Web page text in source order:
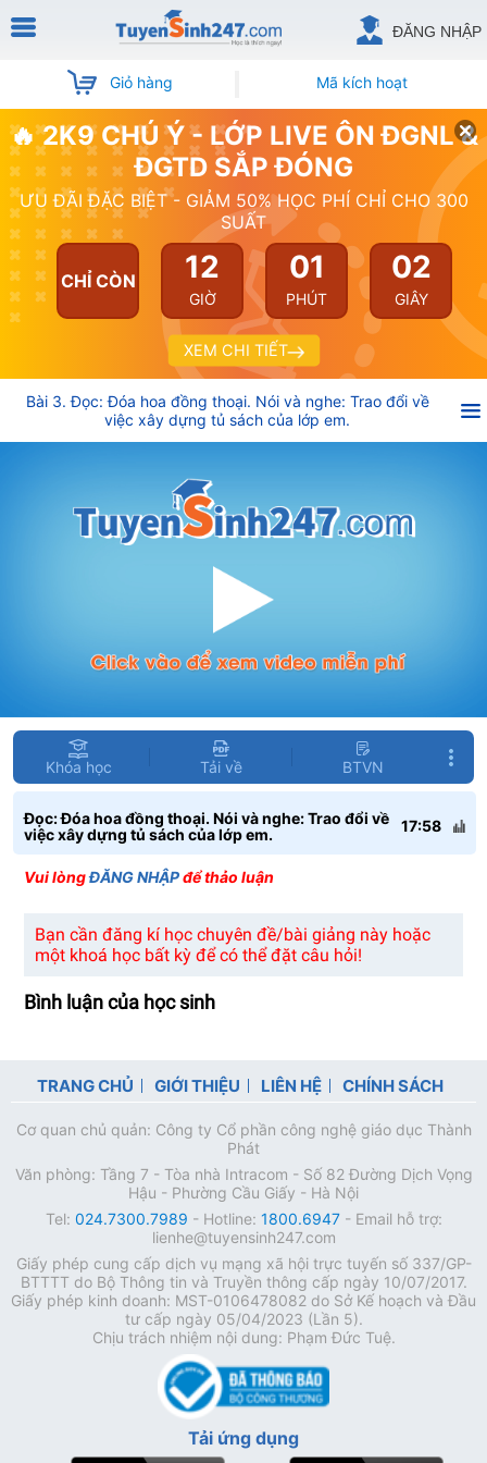
ĐĂNG NHẬP
Giỏ hàng Mã kích hoạt
🔥 2K9 CHÚ Ý - LỚP LIVE ÔN ĐGNL &
ĐGTD SẮP ĐÓNG
ƯU ĐÃI ĐẶC BIỆT - GIẢM 50% HỌC PHÍ CHỈ CHO 300
SUẤT
CHỈ CÒN 12
GIỜ
01
PHÚT
02
GIÂY
XEM CHI TIẾT
Bài 3. Đọc: Đóa hoa đồng thoại. Nói và nghe: Trao đổi về
việc xây dựng tủ sách của lớp em.
Khóa học Tải về BTVN
Đọc: Đóa hoa đồng thoại. Nói và nghe: Trao đổi về
việc xây dựng tủ sách của lớp em.
17:58
Vui lòngĐĂNG NHẬPđể thảo luận
Bạn cần đăng kí học chuyên đề/bài giảng này hoặc
một khoá học bất kỳ để có thể đặt câu hỏi!
Bình luận của học sinh
TRANG CHỦ GIỚI THIỆU LIÊN HỆ CHÍNH SÁCH
Cơ quan chủ quản: Công ty Cổ phần công nghệ giáo dục Thành
Phát
Văn phòng: Tầng 7 - Tòa nhà Intracom - Số 82 Đường Dịch Vọng
Hậu - Phường Cầu Giấy - Hà Nội
Tel: 024.7300.7989 - Hotline: 1800.6947- Email hỗ trợ:
lienhe@tuyensinh247.com
Giấy phép cung cấp dịch vụ mạng xã hội trực tuyến số 337/GP-
BTTTT do Bộ Thông tin và Truyền thông cấp ngày 10/07/2017.
Giấy phép kinh doanh: MST-0106478082 do Sở Kế hoạch và Đầu
tư cấp ngày 05/04/2023 (Lần 5).
Chịu trách nhiệm nội dung: Phạm Đức Tuệ.
Tải ứng dụng